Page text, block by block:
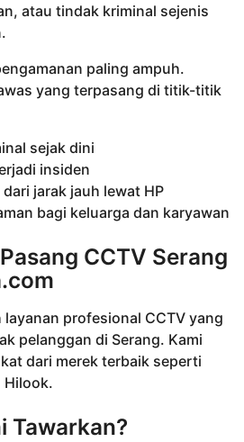
atau tindak kriminal sejenis
paling ampuh.
yang terpasang di titik-titik
sejak dini
insiden
jarak jauh lewat HP
bagi keluarga dan karyawan
CCTV Serang
layanan profesional CCTV yang
pelanggan di Serang. Kami
dari merek terbaik seperti
Hilook.
Tawarkan?